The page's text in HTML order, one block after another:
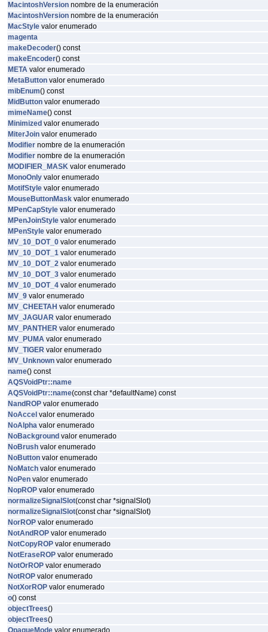
MacintoshVersion nombre de la enumeración
MacintoshVersion nombre de la enumeración
MacStyle valor enumerado
magenta
makeDecoder() const
makeEncoder() const
META valor enumerado
MetaButton valor enumerado
mibEnum() const
MidButton valor enumerado
mimeName() const
Minimized valor enumerado
MiterJoin valor enumerado
Modifier nombre de la enumeración
Modifier nombre de la enumeración
MODIFIER_MASK valor enumerado
MonoOnly valor enumerado
MotifStyle valor enumerado
MouseButtonMask valor enumerado
MPenCapStyle valor enumerado
MPenJoinStyle valor enumerado
MPenStyle valor enumerado
MV_10_DOT_0 valor enumerado
MV_10_DOT_1 valor enumerado
MV_10_DOT_2 valor enumerado
MV_10_DOT_3 valor enumerado
MV_10_DOT_4 valor enumerado
MV_9 valor enumerado
MV_CHEETAH valor enumerado
MV_JAGUAR valor enumerado
MV_PANTHER valor enumerado
MV_PUMA valor enumerado
MV_TIGER valor enumerado
MV_Unknown valor enumerado
name() const
AQSVoidPtr::name
AQSVoidPtr::name(const char *defaultName) const
NandROP valor enumerado
NoAccel valor enumerado
NoAlpha valor enumerado
NoBackground valor enumerado
NoBrush valor enumerado
NoButton valor enumerado
NoMatch valor enumerado
NoPen valor enumerado
NopROP valor enumerado
normalizeSignalSlot(const char *signalSlot)
normalizeSignalSlot(const char *signalSlot)
NorROP valor enumerado
NotAndROP valor enumerado
NotCopyROP valor enumerado
NotEraseROP valor enumerado
NotOrROP valor enumerado
NotROP valor enumerado
NotXorROP valor enumerado
o() const
objectTrees()
objectTrees()
OpaqueMode valor enumerado